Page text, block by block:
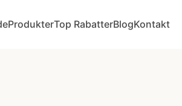
ProdukterTop RabatterBlogKontakt